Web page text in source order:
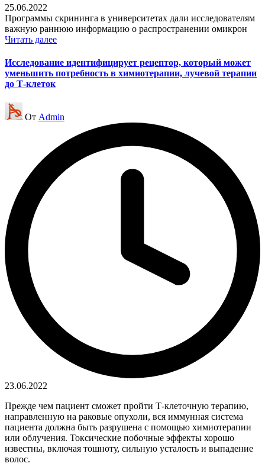
25.06.2022
Программы скрининга в университетах дали исследователям
важную раннюю информацию о распространении омикрон
Читать далее
Исследование идентифицирует рецептор, который может
уменьшить потребность в химиотерапии, лучевой терапии
до Т-клеток
Запись
от
От Admin
23.06.2022
Прежде чем пациент сможет пройти Т-клеточную терапию,
направленную на раковые опухоли, вся иммунная система
пациента должна быть разрушена с помощью химиотерапии
или облучения. Токсические побочные эффекты хорошо
известны, включая тошноту, сильную усталость и выпадение
волос.